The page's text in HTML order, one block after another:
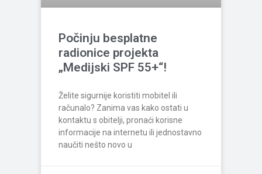
Počinju besplatne
radionice projekta
„Medijski SPF 55+“!
Želite sigurnije koristiti mobitel ili
računalo? Zanima vas kako ostati u
kontaktu s obitelji, pronaći korisne
informacije na internetu ili jednostavno
naučiti nešto novo u